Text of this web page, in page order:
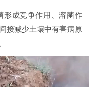
形成竞争作用、溶菌作
接减少土壤中有害病原